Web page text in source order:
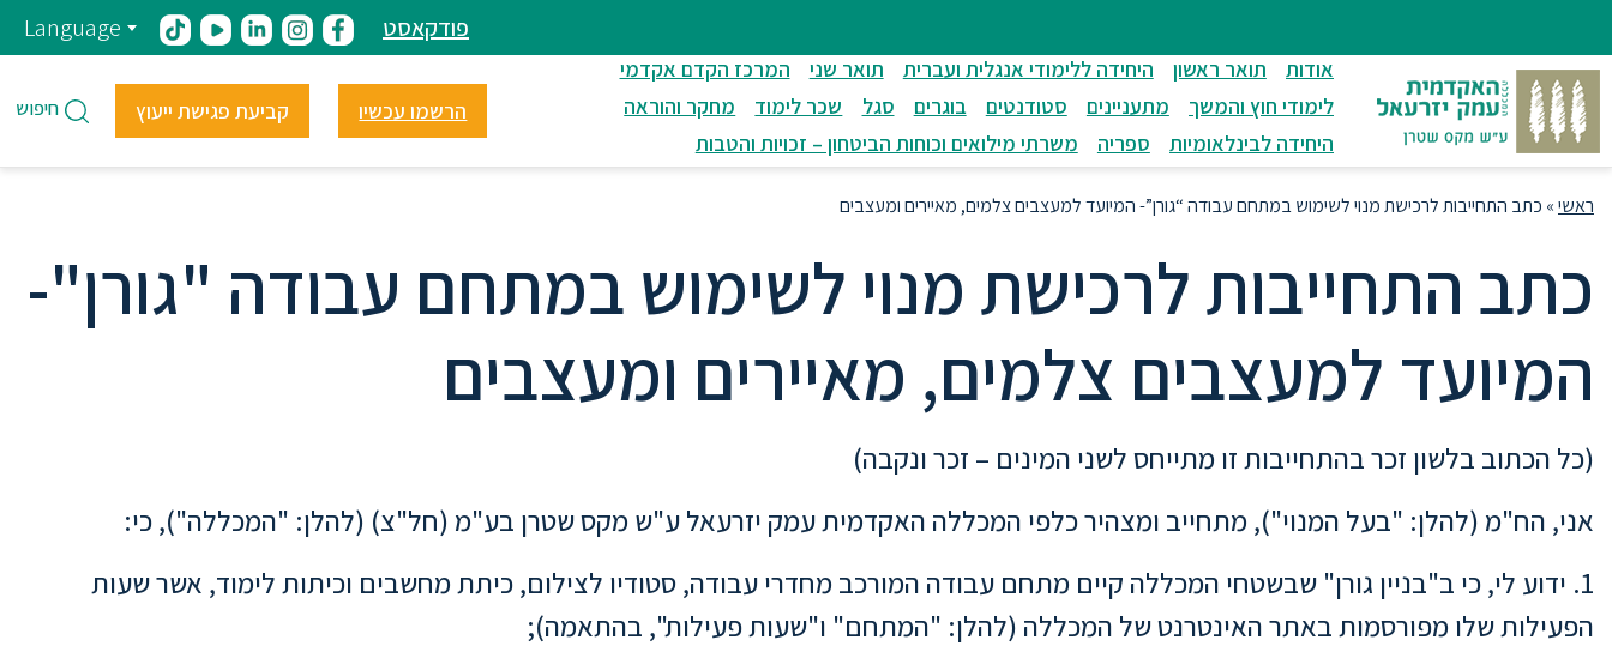
מרכזי
פודקאסט Language
אודות תואר ראשון היחידה ללימודי אנגלית ועברית תואר שני
המרכז הקדם אקדמי
לימודי חוץ והמשך
מתעניינים סטודנטים בוגרים סגל שכר לימוד
מחקר והוראה
היחידה לבינלאומיות
ספריה משרתי מילואים וכוחות הביטחון – זכויות והטבות
הרשמו עכשיו קביעת פגישת ייעוץ חיפוש
ראשי» כתב התחייבות לרכישת מנוי לשימוש במתחם עבודה “גורן”- המיועד למעצבים צלמים, מאיירים ומעצבים
כתב התחייבות לרכישת מנוי לשימוש במתחם עבודה "גורן"-
המיועד למעצבים צלמים, מאיירים ומעצבים
(כל הכתוב בלשון זכר בהתחייבות זו מתייחס לשני המינים – זכר ונקבה)
אני, הח"מ (להלן: "בעל המנוי"), מתחייב ומצהיר כלפי המכללה האקדמית עמק יזרעאל ע"ש מקס שטרן בע"מ (חל"צ) (להלן: "המכללה"), כי:
1. ידוע לי, כי ב"בניין גורן" שבשטחי המכללה קיים מתחם עבודה המורכב מחדרי עבודה, סטודיו לצילום, כיתת מחשבים וכיתות לימוד, אשר שעות
הפעילות שלו מפורסמות באתר האינטרנט של המכללה (להלן: "המתחם" ו"שעות פעילות", בהתאמה);